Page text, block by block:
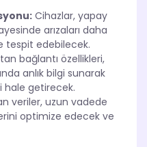
Cihazlar, yapay
arızaları daha
tespit edebilecek.
bağlantı özellikleri,
anlık bilgi sunarak
hale getirecek.
veriler, uzun vadede
optimize edecek ve